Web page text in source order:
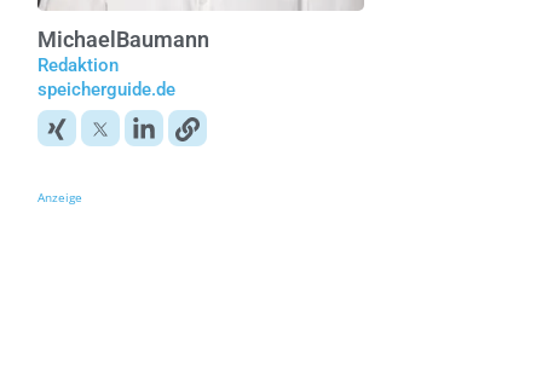
Michael Baumann
Redaktion
speicherguide.de
Anzeige